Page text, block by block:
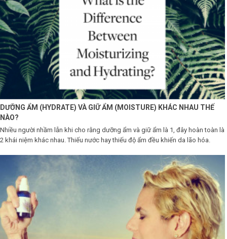
Shop All Brand A-
Z
DƯỠNG ẨM (HYDRATE) VÀ GIỮ ẨM (MOISTURE) KHÁC NHAU THẾ
NÀO?
Nhiều người nhầm lẫn khi cho rằng dưỡng ẩm và giữ ẩm là 1, đây hoàn toàn là
2 khái niệm khác nhau. Thiếu nước hay thiếu độ ẩm đều khiến da lão hóa.